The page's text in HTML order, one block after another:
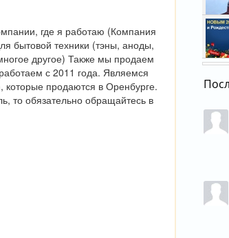
где я работаю (Компания
бытовой техники (тэны, аноды,
другое) Также мы продаем
с 2011 года. Являемся
продаются в Оренбурге.
то обязательно обращайтесь в
3
31
31